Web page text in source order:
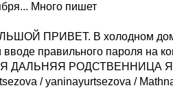
Много пишет
ПРИВЕТ. В холодном
вводе правильного пароля на
ДАЛЬНЯЯ РОДСТВЕННИЦА
/ yaninayurtsezova /